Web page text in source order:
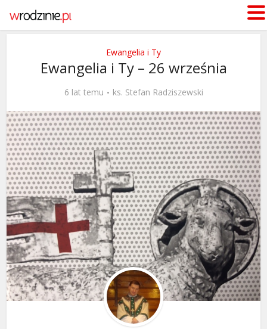
Ewangelia i Ty
Ewangelia i Ty – 26 września
6 lat temu ks. Stefan Radziszewski